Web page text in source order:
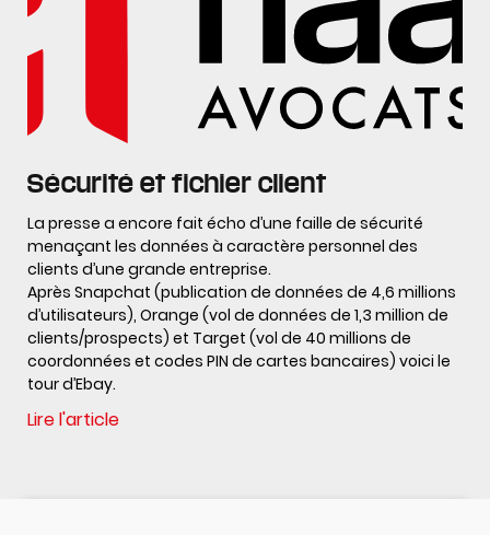
Sécurité et fichier client
La presse a encore fait écho d’une faille de sécurité
menaçant les données à caractère personnel des
clients d’une grande entreprise.
Après Snapchat (publication de données de 4,6 millions
d’utilisateurs), Orange (vol de données de 1,3 million de
clients/prospects) et Target (vol de 40 millions de
coordonnées et codes PIN de cartes bancaires) voici le
tour d’Ebay.
Lire l'article